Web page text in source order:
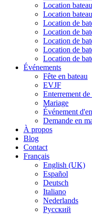
Location
Location
Location de
Location de
Location de
Location de
Location de
Événements
Fête en bateau
EVJF
Enterrement
Mariage
Événement
Demande en
À propos
Blog
Contact
Français
English (UK)
Español
Deutsch
Italiano
Nederlands
Русский